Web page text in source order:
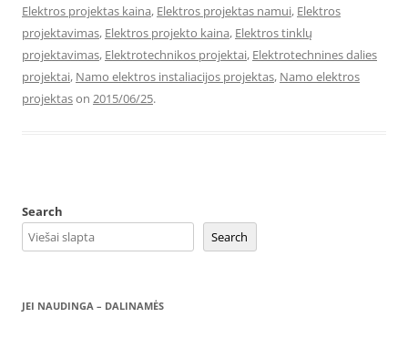
Elektros projektas kaina, Elektros projektas namui, Elektros
projektavimas, Elektros projekto kaina, Elektros tinklų
projektavimas, Elektrotechnikos projektai, Elektrotechnines dalies
projektai, Namo elektros instaliacijos projektas, Namo elektros
projektason 2015/06/25.
Search
Search
JEI NAUDINGA – DALINAMĖS